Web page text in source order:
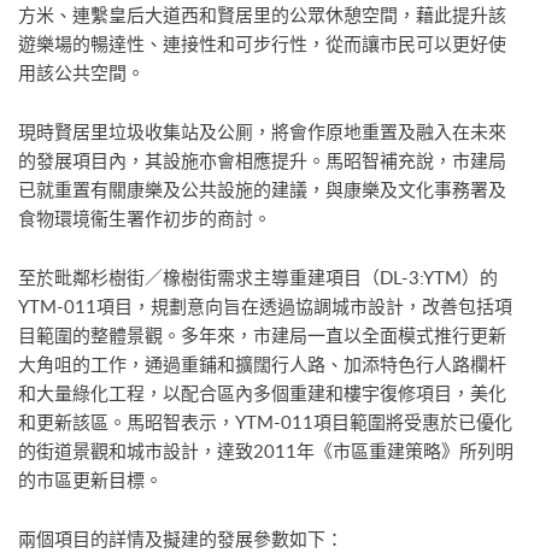
方米、連繫皇后大道西和賢居里的公眾休憩空間，藉此提升該
遊樂場的暢達性、連接性和可步行性，從而讓市民可以更好使
用該公共空間。
現時賢居里垃圾收集站及公厠，將會作原地重置及融入在未來
的發展項目內，其設施亦會相應提升。馬昭智補充說，市建局
已就重置有關康樂及公共設施的建議，與康樂及文化事務署及
食物環境衞生署作初步的商討。
至於毗鄰杉樹街／橡樹街需求主導重建項目（DL-3:YTM）的
YTM-011項目，規劃意向旨在透過協調城市設計，改善包括項
目範圍的整體景觀。多年來，市建局一直以全面模式推行更新
大角咀的工作，通過重鋪和擴闊行人路、加添特色行人路欄杆
和大量綠化工程，以配合區內多個重建和樓宇復修項目，美化
和更新該區。馬昭智表示，YTM-011項目範圍將受惠於已優化
的街道景觀和城市設計，達致2011年《市區重建策略》所列明
的市區更新目標。
兩個項目的詳情及擬建的發展參數如下：